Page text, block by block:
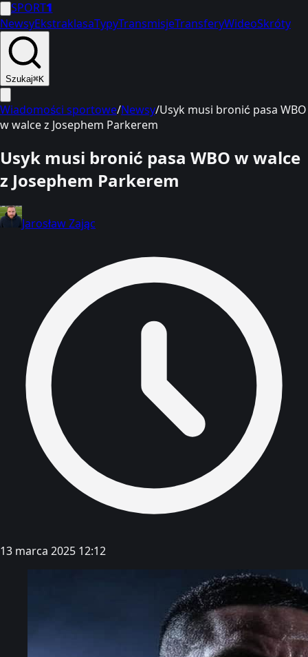
SPORT1
NewsyEkstraklasaTypyTransmisjeTransferyWideoSkróty
Szukaj⌘K
Wiadomości sportowe/Newsy/Usyk musi bronić pasa WBO
w walce z Josephem Parkerem
Usyk musi bronić pasa WBO w walce
z Josephem Parkerem
Jarosław Zając
13 marca 2025 12:12